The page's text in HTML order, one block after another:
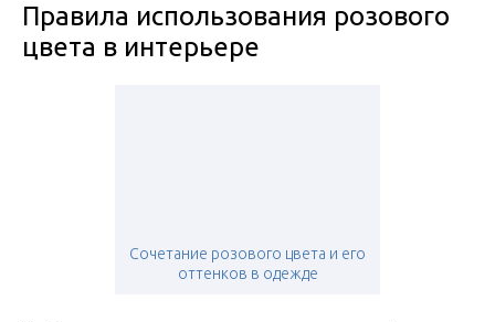
Правила использования розового
цвета в интерьере
Сочетание розового цвета и его
оттенков в одежде